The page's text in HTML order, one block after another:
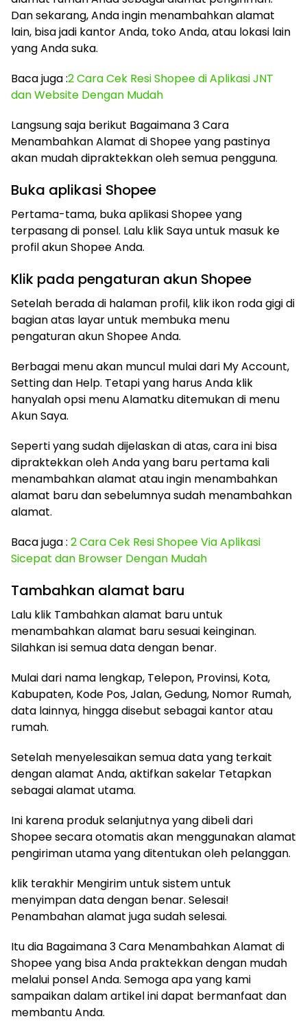
Dan sekarang, Anda ingin menambahkan alamat
lain, bisa jadi kantor Anda, toko Anda, atau lokasi lain
yang Anda suka.
Baca juga :2 Cara Cek Resi Shopee di Aplikasi JNT
dan Website Dengan Mudah
Langsung saja berikut Bagaimana 3 Cara
Menambahkan Alamat di Shopee yang pastinya
akan mudah dipraktekkan oleh semua pengguna.
Buka aplikasi Shopee
Pertama-tama, buka aplikasi Shopee yang
terpasang di ponsel. Lalu klik Saya untuk masuk ke
profil akun Shopee Anda.
Klik pada pengaturan akun Shopee
Setelah berada di halaman profil, klik ikon roda gigi di
bagian atas layar untuk membuka menu
pengaturan akun Shopee Anda.
Berbagai menu akan muncul mulai dari My Account,
Setting dan Help. Tetapi yang harus Anda klik
hanyalah opsi menu Alamatku ditemukan di menu
Akun Saya.
Seperti yang sudah dijelaskan di atas, cara ini bisa
dipraktekkan oleh Anda yang baru pertama kali
menambahkan alamat atau ingin menambahkan
alamat baru dan sebelumnya sudah menambahkan
alamat.
Baca juga : 2 Cara Cek Resi Shopee Via Aplikasi
Sicepat dan Browser Dengan Mudah
Tambahkan alamat baru
Lalu klik Tambahkan alamat baru untuk
menambahkan alamat baru sesuai keinginan.
Silahkan isi semua data dengan benar.
Mulai dari nama lengkap, Telepon, Provinsi, Kota,
Kabupaten, Kode Pos, Jalan, Gedung, Nomor Rumah,
data lainnya, hingga disebut sebagai kantor atau
rumah.
Setelah menyelesaikan semua data yang terkait
dengan alamat Anda, aktifkan sakelar Tetapkan
sebagai alamat utama.
Ini karena produk selanjutnya yang dibeli dari
Shopee secara otomatis akan menggunakan alamat
pengiriman utama yang ditentukan oleh pelanggan.
klik terakhir Mengirim untuk sistem untuk
menyimpan data dengan benar. Selesai!
Penambahan alamat juga sudah selesai.
Itu dia Bagaimana 3 Cara Menambahkan Alamat di
Shopee yang bisa Anda praktekkan dengan mudah
melalui ponsel Anda. Semoga apa yang kami
sampaikan dalam artikel ini dapat bermanfaat dan
membantu Anda.